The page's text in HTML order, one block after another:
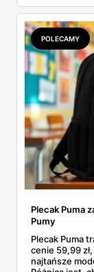
pojawi się w
sens kupować
POLECAMY
Plecak Puma
Pumy
Plecak Puma
cenie 59,99
najtańsze